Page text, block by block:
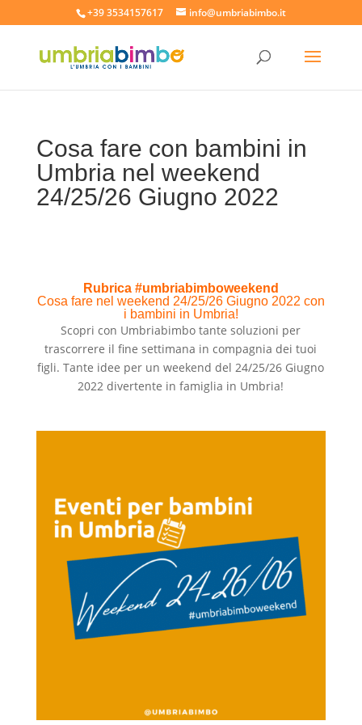
+39 3534157617 info@umbriabimbo.it
Cosa fare con bambini in
Umbria nel weekend
24/25/26 Giugno 2022
Rubrica #umbriabimboweekend
Cosa fare nel weekend 24/25/26 Giugno 2022 con
i bambini in Umbria!
Scopri con Umbriabimbo tante soluzioni per
trascorrere il fine settimana in compagnia dei tuoi
figli. Tante idee per un weekend del 24/25/26 Giugno
2022 divertente in famiglia in Umbria!